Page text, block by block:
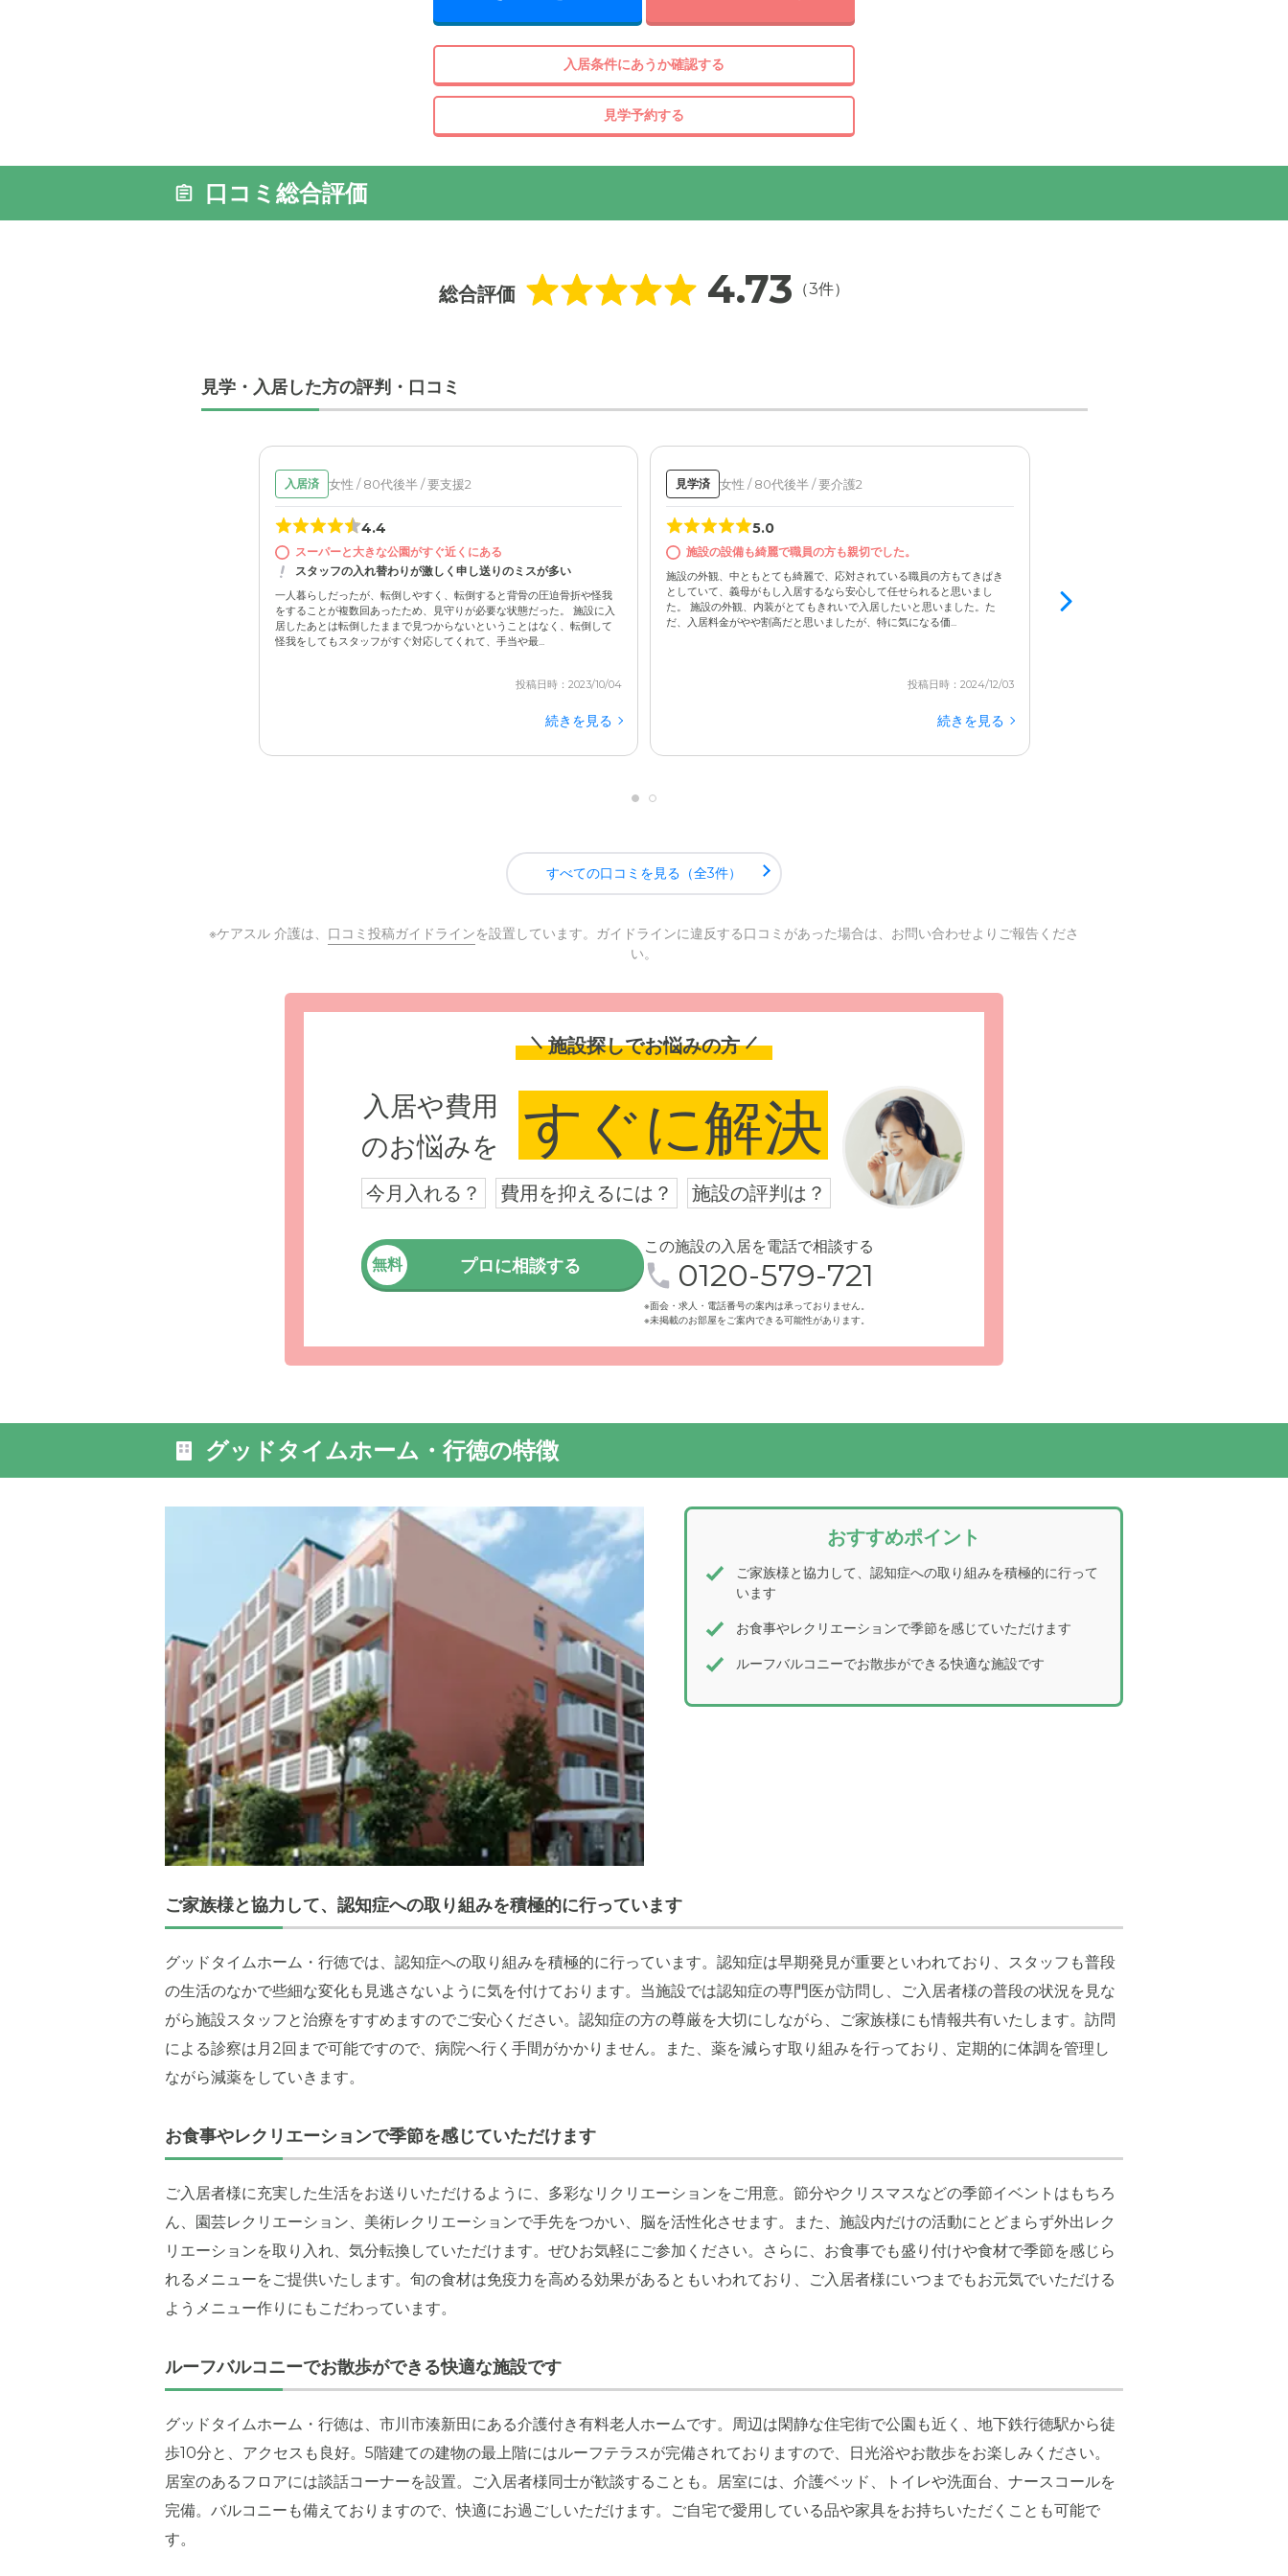
されております。
入居条件にあうか確認する
見学予約する
口コミ総合評価
総合評価 4.73 （3件）
見学・入居した方の評判・口コミ
入居済 女性 / 80代後半 / 要支援2
4.4
スーパーと大きな公園がすぐ近くにある
スタッフの入れ替わりが激しく申し送りのミスが多い
一人暮らしだったが、転倒しやすく、転倒すると背骨の圧迫骨折や怪我
をすることが複数回あったため、見守りが必要な状態だった。 施設に入
居したあとは転倒したままで見つからないということはなく、転倒して
怪我をしてもスタッフがすぐ対応してくれて、手当や最...
投稿日時：2023/10/04
続きを見る
見学済 女性 / 80代後半 / 要介護2
5.0
施設の設備も綺麗で職員の方も親切でした。
施設の外観、中ともとても綺麗で、応対されている職員の方もてきぱき
としていて、義母がもし入居するなら安心して任せられると思いまし
た。 施設の外観、内装がとてもきれいで入居したいと思いました。た
だ、入居料金がやや割高だと思いましたが、特に気になる価...
投稿日時：2024/12/03
続きを見る
他入居者との相性はどの施設でも起きうるので
したときに取り替えてくれないときがある。脱
すべての口コミを見る（全3件）
※ケアスル 介護は、 口コミ投稿ガイドラインを設置しています。ガイドラインに違反する口コミがあった場合は、お問い合わせよりご報告くださ
い。
施設探しでお悩みの方
入居や費用
のお悩みを
すぐに解決
今月入れる？ 費用を抑えるには？ 施設の評判は？
無料 プロに相談する
この施設の入居を電話で相談する
0120-579-721
※面会・求人・電話番号の案内は承っておりません。
※未掲載のお部屋をご案内できる可能性があります。
グッドタイムホーム・行徳の特徴
おすすめポイント
ご家族様と協力して、認知症への取り組みを積極的に行って
います
お食事やレクリエーションで季節を感じていただけます
ルーフバルコニーでお散歩ができる快適な施設です
ご家族様と協力して、認知症への取り組みを積極的に行っています
グッドタイムホーム・行徳では、認知症への取り組みを積極的に行っています。認知症は早期発見が重要といわれており、スタッフも普段
の生活のなかで些細な変化も見逃さないように気を付けております。当施設では認知症の専門医が訪問し、ご入居者様の普段の状況を見な
がら施設スタッフと治療をすすめますのでご安心ください。認知症の方の尊厳を大切にしながら、ご家族様にも情報共有いたします。訪問
による診察は月2回まで可能ですので、病院へ行く手間がかかりません。また、薬を減らす取り組みを行っており、定期的に体調を管理し
ながら減薬をしていきます。
お食事やレクリエーションで季節を感じていただけます
ご入居者様に充実した生活をお送りいただけるように、多彩なリクリエーションをご用意。節分やクリスマスなどの季節イベントはもちろ
ん、園芸レクリエーション、美術レクリエーションで手先をつかい、脳を活性化させます。また、施設内だけの活動にとどまらず外出レク
リエーションを取り入れ、気分転換していただけます。ぜひお気軽にご参加ください。さらに、お食事でも盛り付けや食材で季節を感じら
れるメニューをご提供いたします。旬の食材は免疫力を高める効果があるともいわれており、ご入居者様にいつまでもお元気でいただける
ようメニュー作りにもこだわっています。
ルーフバルコニーでお散歩ができる快適な施設です
グッドタイムホーム・行徳は、市川市湊新田にある介護付き有料老人ホームです。周辺は閑静な住宅街で公園も近く、地下鉄行徳駅から徒
歩10分と、アクセスも良好。5階建ての建物の最上階にはルーフテラスが完備されておりますので、日光浴やお散歩をお楽しみください。
居室のあるフロアには談話コーナーを設置。ご入居者様同士が歓談することも。居室には、介護ベッド、トイレや洗面台、ナースコールを
完備。バルコニーも備えておりますので、快適にお過ごしいただけます。ご自宅で愛用している品や家具をお持ちいただくことも可能で
す。